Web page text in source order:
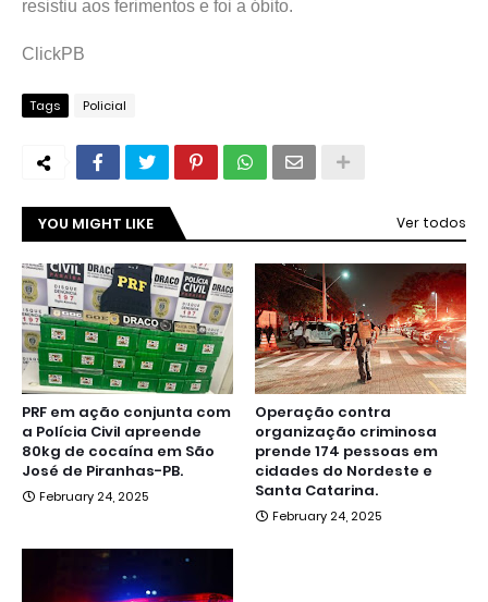
resistiu aos ferimentos e foi a óbito.
ClickPB
Tags Policial
YOU MIGHT LIKE Ver todos
PRF em ação conjunta com
a Polícia Civil apreende
80kg de cocaína em São
José de Piranhas-PB.
February 24, 2025
Operação contra
organização criminosa
prende 174 pessoas em
cidades do Nordeste e
Santa Catarina.
February 24, 2025